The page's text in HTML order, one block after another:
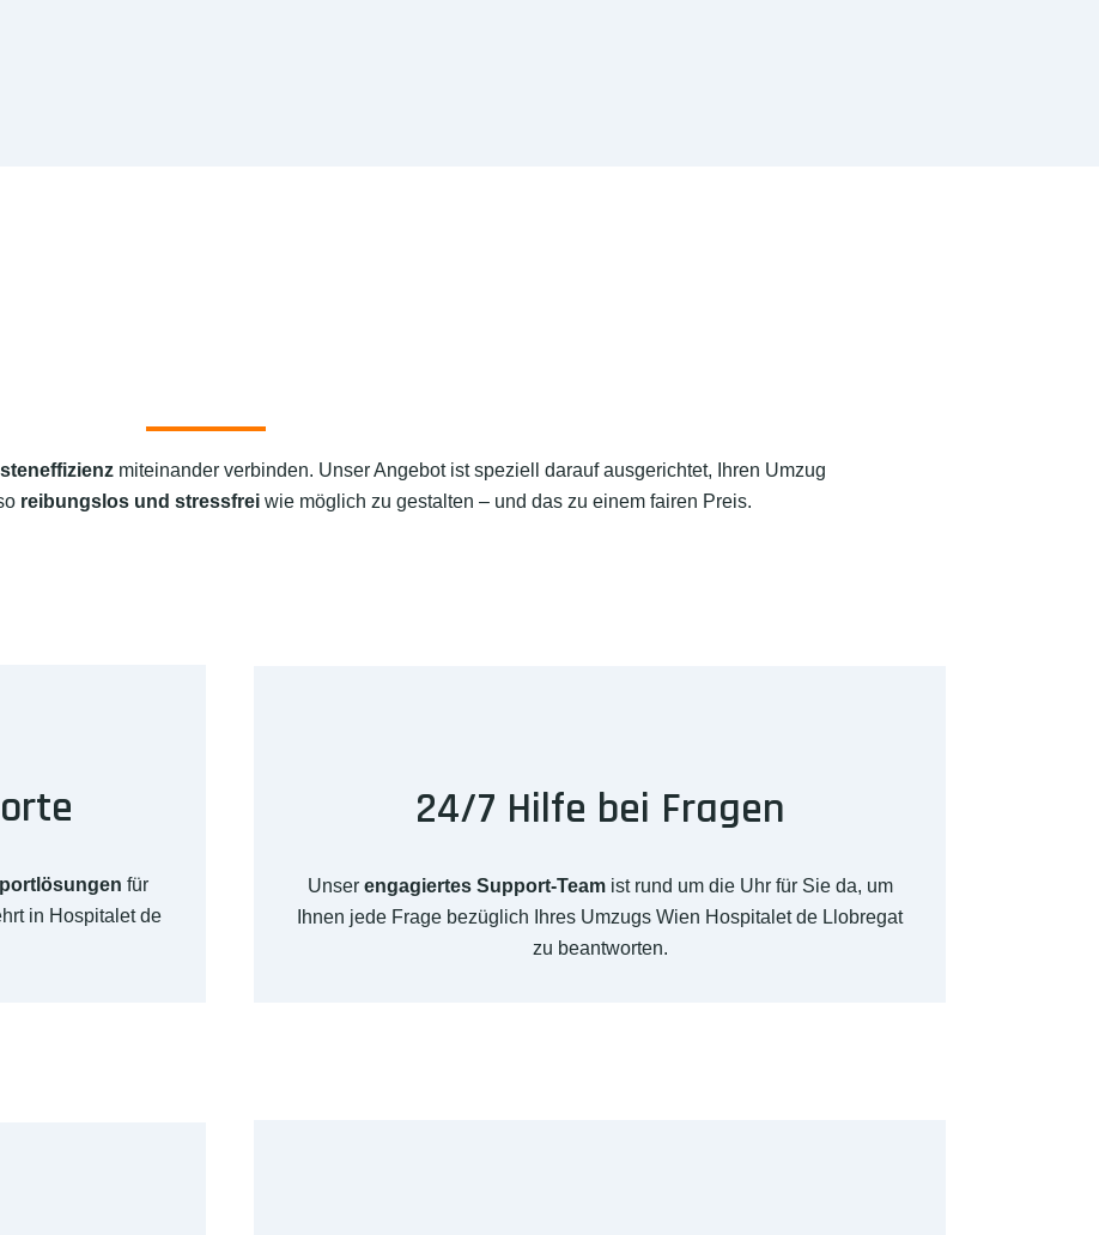
miteinander verbinden. Unser Angebot ist speziell darauf ausgerichtet, Ihren Umzug
reibungslos und stressfreiwie möglich zu gestalten – und das zu einem fairen Preis.
für
in Hospitalet de
24/7 Hilfe bei Fragen
Unser engagiertes Support-Teamist rund um die Uhr für Sie da, um
Ihnen jede Frage bezüglich Ihres Umzugs Wien Hospitalet de Llobregat
zu beantworten.